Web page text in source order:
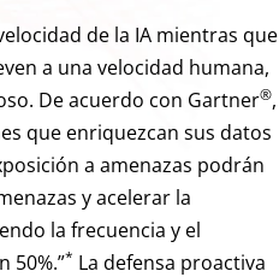
de la IA mientras que
a una velocidad humana,
De acuerdo con Gartner®,
que enriquezcan sus datos
a amenazas podrán
y acelerar la
la frecuencia y el
50%.”* La defensa proactiva